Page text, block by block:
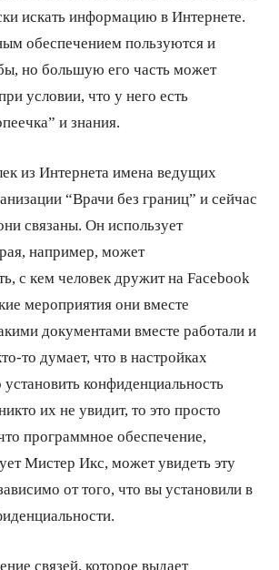
искать информацию в Интернете.
обеспечением пользуются и
но большую его часть может
условии, что у него есть
и знания.
из Интернета имена ведущих
“Врачи без границ” и сейчас
связаны. Он использует
например, может
с кем человек дружит на Facebook
мероприятия они вместе
документами вместе работали и
то думает, что в настройках
конфиденциальность
их не увидит, то это просто
программное обеспечение,
Мистер Икс, может увидеть эту
от того, что вы установили в
связей, которое выдает